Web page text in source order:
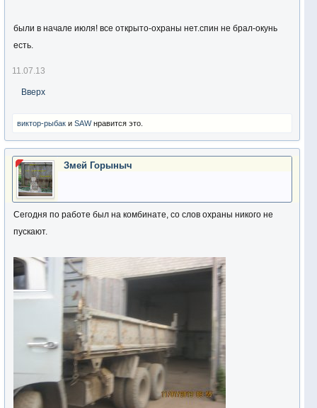
были в начале июля! все открыто-охраны нет.спин не брал-окунь
есть.
11.07.13
Вверх
виктор-рыбак и SAWнравится это.
Змей Горыныч
Сегодня по работе был на комбинате, со слов охраны никого не
пускают.